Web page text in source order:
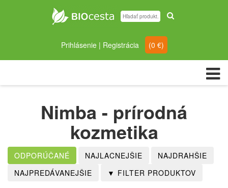
Prihlásenie| Registrácia (0 €)
Nimba - prírodná
kozmetika